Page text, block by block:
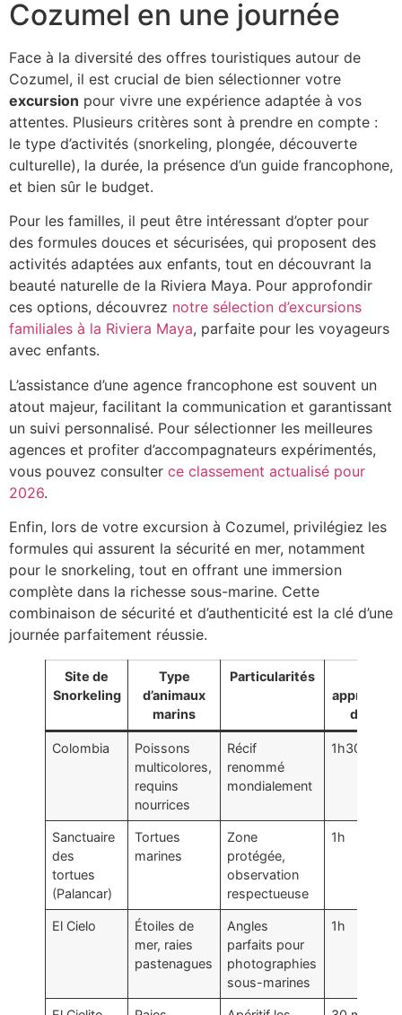
Cozumel en une journée
Face à la diversité des offres touristiques autour de
Cozumel, il est crucial de bien sélectionner votre
excursion pour vivre une expérience adaptée à vos
attentes. Plusieurs critères sont à prendre en compte :
le type d’activités (snorkeling, plongée, découverte
culturelle), la durée, la présence d’un guide francophone,
et bien sûr le budget.
Pour les familles, il peut être intéressant d’opter pour
des formules douces et sécurisées, qui proposent des
activités adaptées aux enfants, tout en découvrant la
beauté naturelle de la Riviera Maya. Pour approfondir
ces options, découvrez notre sélection d’excursions
familiales à la Riviera Maya, parfaite pour les voyageurs
avec enfants.
L’assistance d’une agence francophone est souvent un
atout majeur, facilitant la communication et garantissant
un suivi personnalisé. Pour sélectionner les meilleures
agences et profiter d’accompagnateurs expérimentés,
vous pouvez consulter ce classement actualisé pour
2026.
Enfin, lors de votre excursion à Cozumel, privilégiez les
formules qui assurent la sécurité en mer, notamment
pour le snorkeling, tout en offrant une immersion
complète dans la richesse sous-marine. Cette
combinaison de sécurité et d’authenticité est la clé d’une
journée parfaitement réussie.
Site de
Snorkeling
Type
d’animaux
marins
Particularités
de
Colombia
Poissons
multicolores,
requins
nourrices
Récif
renommé
mondialement
1h30
Sanctuaire
des
tortues
(Palancar)
Tortues
marines
Zone
protégée,
observation
respectueuse
1h
El Cielo
Étoiles de
mer, raies
pastenagues
Angles
parfaits pour
photographies
sous-marines
1h